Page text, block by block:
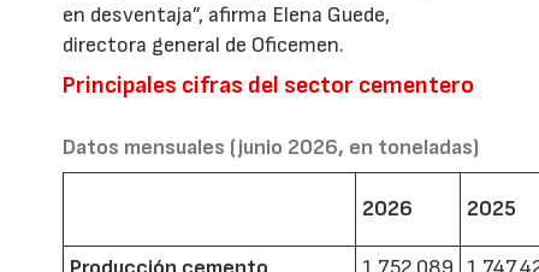
en desventaja”, afirma Elena Guede,
directora general de Oficemen.
Principales cifras del sector cementero
Datos mensuales (junio 2026, en toneladas)
2026 2025